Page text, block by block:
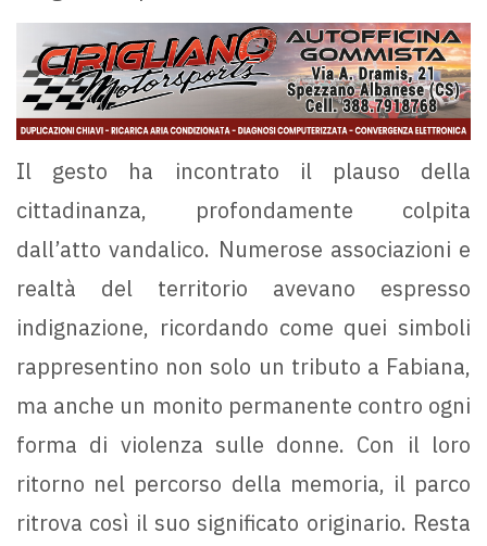
Il gesto ha incontrato il plauso della
cittadinanza, profondamente colpita
dall’atto vandalico. Numerose associazioni e
realtà del territorio avevano espresso
indignazione, ricordando come quei simboli
rappresentino non solo un tributo a Fabiana,
ma anche un monito permanente contro ogni
forma di violenza sulle donne. Con il loro
ritorno nel percorso della memoria, il parco
ritrova così il suo significato originario. Resta